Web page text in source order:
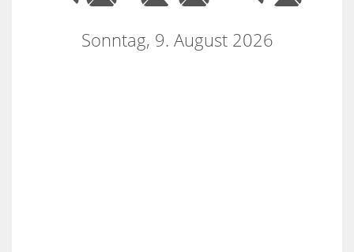
Sonntag, 9. August 2026